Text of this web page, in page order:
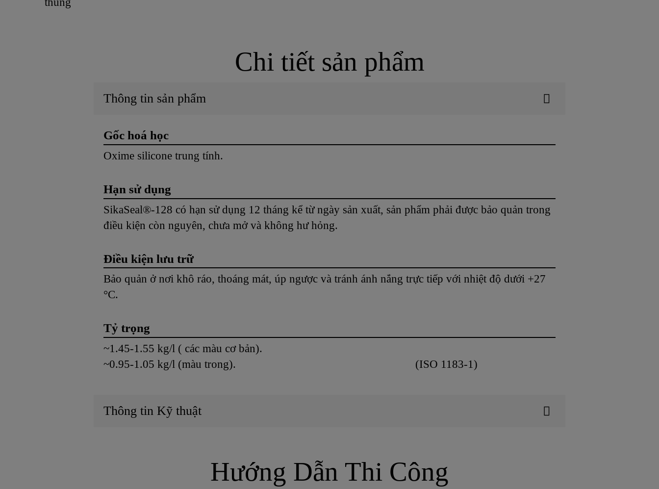
Chi tiết sản phẩm
Thông tin sản phẩm
Gốc hoá học
Oxime silicone trung tính.
Hạn sử dụng
SikaSeal®-128 có hạn sử dụng 12 tháng kể từ ngày sản xuất, sản phẩm phải được bảo quản trong
điều kiện còn nguyên, chưa mở và không hư hỏng.
Điều kiện lưu trữ
Bảo quản ở nơi khô ráo, thoáng mát, úp ngược và tránh ánh nắng trực tiếp với nhiệt độ dưới +27
°C.
Tỷ trọng
~1.45-1.55 kg/l ( các màu cơ bản).
~0.95-1.05 kg/l (màu trong). (ISO 1183-1)
Thông tin Kỹ thuật
Hướng Dẫn Thi Công